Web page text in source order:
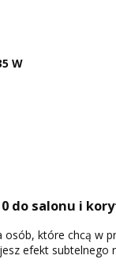
W
do salonu i
które chcą w
efekt